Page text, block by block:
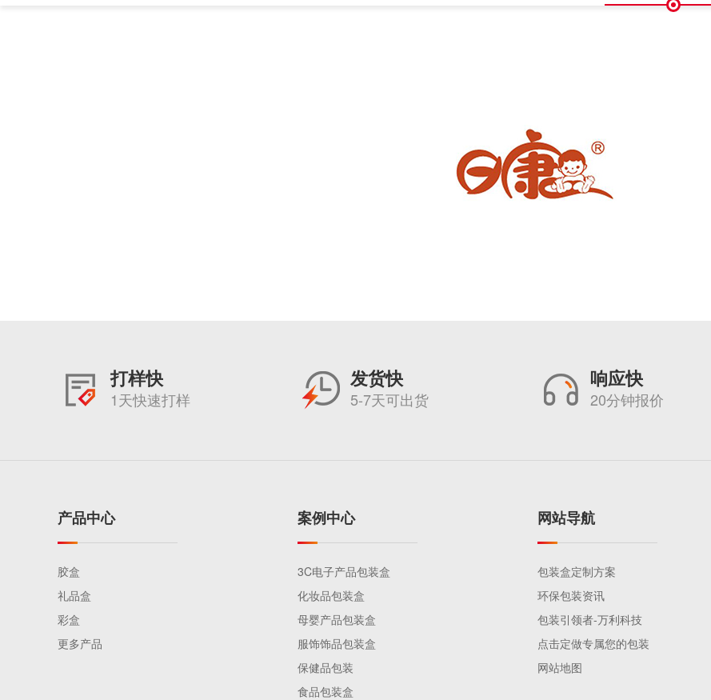
打样快
1天快速打样
发货快
5-7天可出货
响应快
20分钟报价
产品中心
胶盒
礼品盒
彩盒
更多产品
案例中心
3C电子产品包装盒
化妆品包装盒
母婴产品包装盒
服饰饰品包装盒
保健品包装
食品包装盒
网站导航
包装盒定制方案
环保包装资讯
包装引领者-万利科技
点击定做专属您的包装
网站地图